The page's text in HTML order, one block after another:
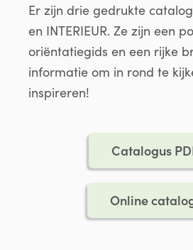
Er zijn drie gedrukte
en INTERIEUR. Ze zijn een
oriëntatiegids en een rijke
informatie om in rond te
inspireren!
Catalogus
Online